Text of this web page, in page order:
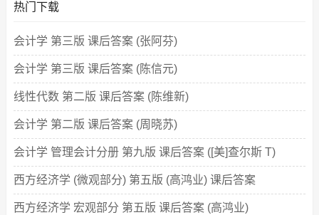
热门下载
会计学 第三版 课后答案 (张阿芬)
会计学 第三版 课后答案 (陈信元)
线性代数 第二版 课后答案 (陈维新)
会计学 第二版 课后答案 (周晓苏)
会计学 管理会计分册 第九版 课后答案 ([美]查尔斯 T)
西方经济学 (微观部分) 第五版 (高鸿业) 课后答案
西方经济学 宏观部分 第五版 课后答案 (高鸿业)